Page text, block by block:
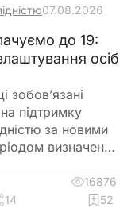
07.08.2026
до 19:
осіб
зобов’язані
підтримку
за новими
визначено
календарних
а сплата внеску
16876
14 52